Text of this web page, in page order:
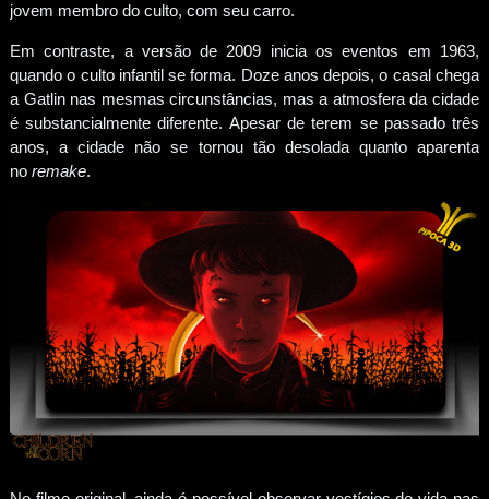
jovem membro do culto, com seu carro.
Em contraste, a versão de 2009 inicia os eventos em 1963,
quando o culto infantil se forma. Doze anos depois, o casal chega
a Gatlin nas mesmas circunstâncias, mas a atmosfera da cidade
é substancialmente diferente. Apesar de terem se passado três
anos, a cidade não se tornou tão desolada quanto aparenta
no remake.